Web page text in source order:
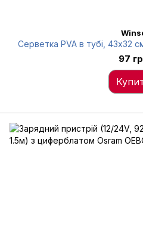
Серветка PVA в тубі, 43x32
97